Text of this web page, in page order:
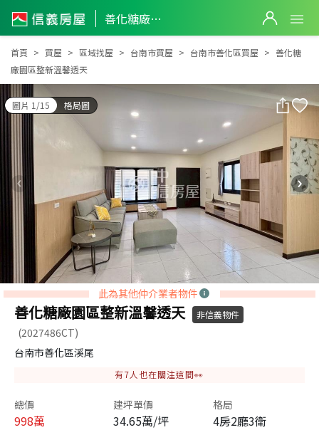
善化糖廠園區整新溫馨透天
善化糖廠園區整新溫馨透天
首頁 買屋 區域找屋 台南市買屋 台南市善化區買屋
善化糖
廠園區整新溫馨透天
圖片 1/15 格局圖
此為其他仲介業者物件
善化糖廠園區整新溫馨透天 非信義物件
(2027486CT)
台南市善化區溪尾
有7人也在關注這間👀
總價
998萬
建坪單價
34.65萬/坪
格局
4房2廳3衛